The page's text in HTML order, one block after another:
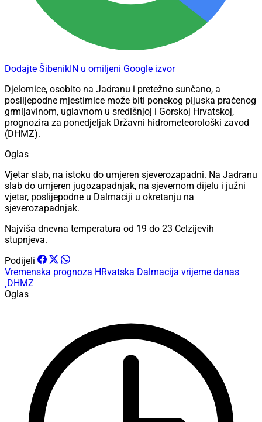
Dodajte ŠibenikIN u omiljeni Google izvor
Djelomice, osobito na Jadranu i pretežno sunčano, a
poslijepodne mjestimice može biti ponekog pljuska praćenog
grmljavinom, uglavnom u središnjoj i Gorskoj Hrvatskoj,
prognozira za ponedjeljak Državni hidrometeorološki zavod
(DHMZ).
Oglas
Vjetar slab, na istoku do umjeren sjeverozapadni. Na Jadranu
slab do umjeren jugozapadnjak, na sjevernom dijelu i južni
vjetar, poslijepodne u Dalmaciji u okretanju na
sjeverozapadnjak.
Najviša dnevna temperatura od 19 do 23 Celzijevih
stupnjeva.
Podijeli
Vremenska prognoza HRvatska Dalmacija vrijeme danas
¸DHMZ
Oglas